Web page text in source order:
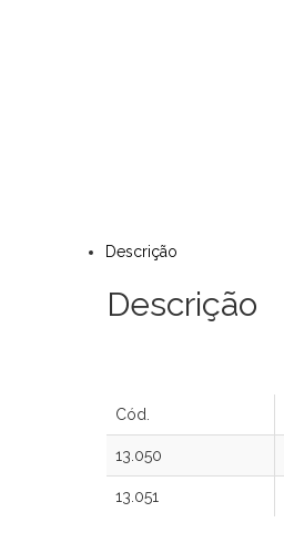
Descrição
Descrição
Cód.
13.050
13.051